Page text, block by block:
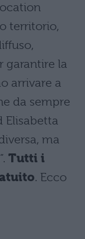
territorio,
garantire la
arrivare a
da sempre
Elisabetta
ma
Tutti i
. Ecco